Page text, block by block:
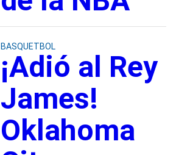
BASQUETBOL
¡Adió al Rey
James!
Oklahoma